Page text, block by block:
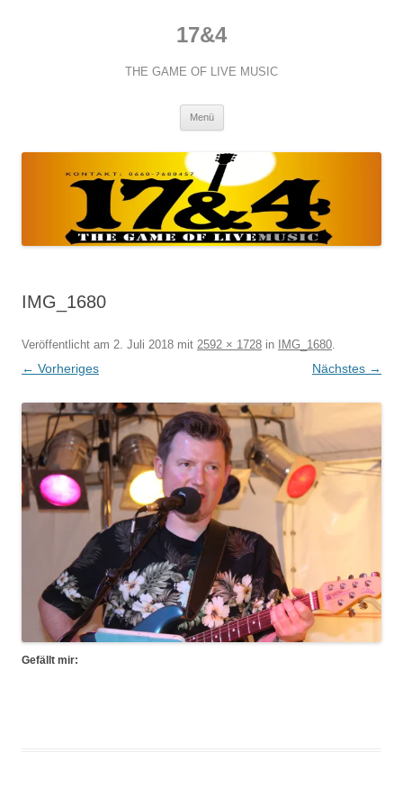
17&4
THE GAME OF LIVE MUSIC
Menü
IMG_1680
Veröffentlicht am 2. Juli 2018 mit 2592 × 1728 in IMG_1680
← Vorheriges Nächstes →
Gefällt mir: